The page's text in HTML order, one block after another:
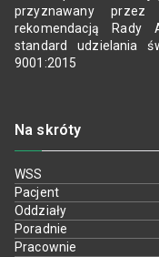
przyznawany
rekomendacją Rady
standard udzielania
9001:2015
Na skróty
WSS
Pacjent
Oddziały
Poradnie
Pracownie